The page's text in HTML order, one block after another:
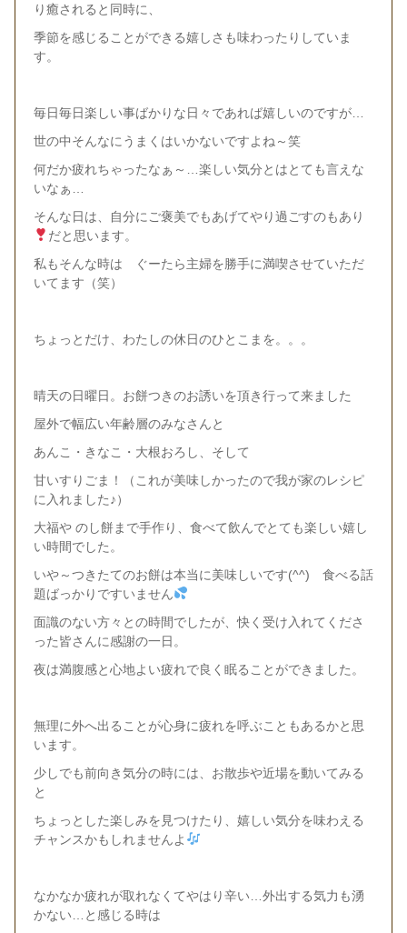
り癒されると同時に、
季節を感じることができる嬉しさも味わったりしていま
す。
毎日毎日楽しい事ばかりな日々であれば嬉しいのですが…
世の中そんなにうまくはいかないですよね～笑
何だか疲れちゃったなぁ～…楽しい気分とはとても言えな
いなぁ…
そんな日は、自分にご褒美でもあげてやり過ごすのもあり
だと思います。
私もそんな時は ぐーたら主婦を勝手に満喫させていただ
いてます（笑）
ちょっとだけ、わたしの休日のひとこまを。。。
晴天の日曜日。お餅つきのお誘いを頂き行って来ました
屋外で幅広い年齢層のみなさんと
あんこ・きなこ・大根おろし、そして
甘いすりごま！（これが美味しかったので我が家のレシピ
に入れました♪）
大福や のし餅まで手作り、食べて飲んでとても楽しい嬉し
い時間でした。
いや～つきたてのお餅は本当に美味しいです(^^) 食べる話
題ばっかりですいません
面識のない方々との時間でしたが、快く受け入れてくださ
った皆さんに感謝の一日。
夜は満腹感と心地よい疲れで良く眠ることができました。
無理に外へ出ることが心身に疲れを呼ぶこともあるかと思
います。
少しでも前向き気分の時には、お散歩や近場を動いてみる
と
ちょっとした楽しみを見つけたり、嬉しい気分を味わえる
チャンスかもしれませんよ
なかなか疲れが取れなくてやはり辛い…外出する気力も湧
かない…と感じる時は